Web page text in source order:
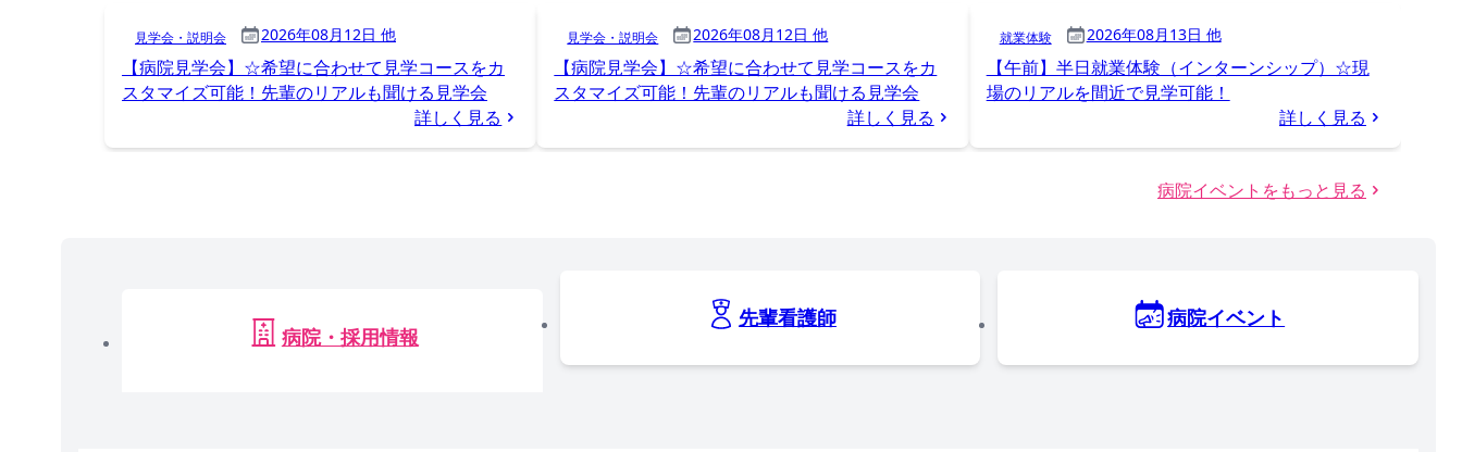
見学会・説明会 2026年08月12日 他
【病院見学会】☆希望に合わせて見学コースをカ
スタマイズ可能！先輩のリアルも聞ける見学会
詳しく見る
見学会・説明会 2026年08月12日 他
【病院見学会】☆希望に合わせて見学コースをカ
スタマイズ可能！先輩のリアルも聞ける見学会
詳しく見る
就業体験 2026年08月13日 他
【午前】半日就業体験（インターンシップ）☆現
場のリアルを間近で見学可能！
詳しく見る
病院イベントをもっと見る
病院・採用情報
先輩看護師 病院イベント